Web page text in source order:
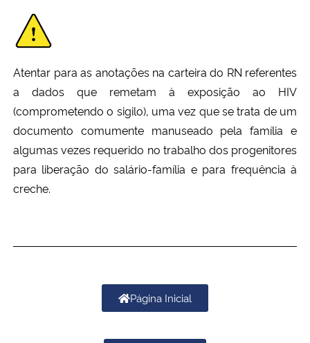
Atentar para as anotações na carteira do RN referentes
a dados que remetam à exposição ao HIV
(comprometendo o sigilo), uma vez que se trata de um
documento comumente manuseado pela família e
algumas vezes requerido no trabalho dos progenitores
para liberação do salário-família e para frequência à
creche.
Página Inicial